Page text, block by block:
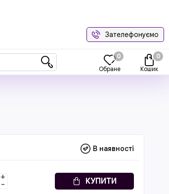
Зателефонуємо
Обране
0
Кошик
0
В наявності
+
- КУПИТИ